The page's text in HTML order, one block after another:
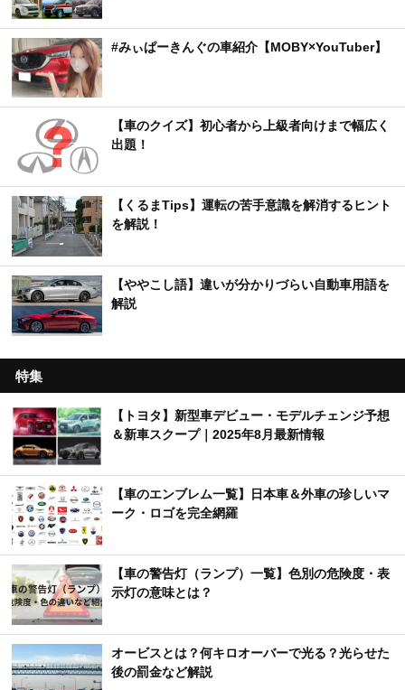
#みぃぱーきんぐの車紹介【MOBY×YouTuber】
【車のクイズ】初心者から上級者向けまで幅広く
出題！
【くるまTips】運転の苦手意識を解消するヒント
を解説！
【ややこし語】違いが分かりづらい自動車用語を
解説
特集
【トヨタ】新型車デビュー・モデルチェンジ予想
＆新車スクープ｜2025年8月最新情報
【車のエンブレム一覧】日本車＆外車の珍しいマ
ーク・ロゴを完全網羅
【車の警告灯（ランプ）一覧】色別の危険度・表
示灯の意味とは？
オービスとは？何キロオーバーで光る？光らせた
後の罰金など解説